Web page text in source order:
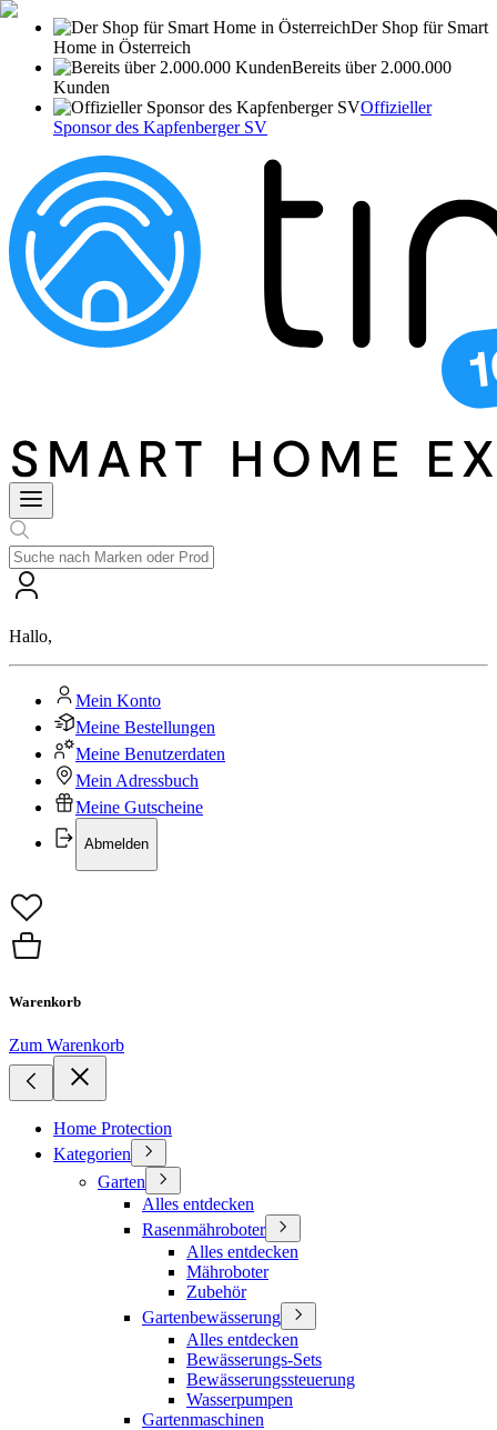
Der Shop für Smart
Home in Österreich
Bereits über 2.000.000
Kunden
Offizieller
Sponsor des Kapfenberger SV
Hallo,
Mein Konto
Meine Bestellungen
Meine Benutzerdaten
Mein Adressbuch
Meine Gutscheine
Abmelden
Warenkorb
Zum Warenkorb
Home Protection
Kategorien
Garten
Alles entdecken
Rasenmähroboter
Alles entdecken
Mähroboter
Zubehör
Gartenbewässerung
Alles entdecken
Bewässerungs-Sets
Bewässerungssteuerung
Wasserpumpen
Gartenmaschinen